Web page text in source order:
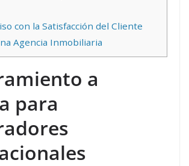
con la Satisfacción del Cliente
Agencia Inmobiliaria
a
para